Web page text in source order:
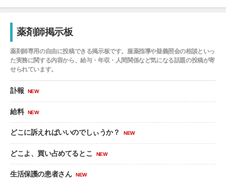
薬剤師掲示板
薬剤師専用の自由に投稿できる掲示板です。服薬指導や疑義照会の相談といっ
た実務に関する内容から、給与・年収・人間関係など気になる話題の投稿が寄
せられています。
訃報 NEW
給料 NEW
どこに訴えればいいのでしぃうか？ NEW
どこよ、買い占めてるとこ NEW
生活保護の患者さん NEW